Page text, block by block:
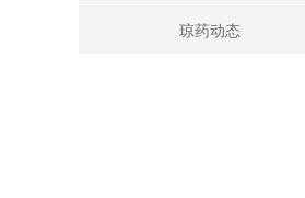
琼药动态